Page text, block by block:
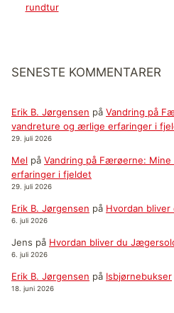
rundtur
SENESTE KOMMENTARER
Erik B. Jørgensen på Vandring på
vandreture og ærlige erfaringer i
29. juli 2026
Mel på Vandring på Færøerne:
erfaringer i fjeldet
29. juli 2026
Erik B. Jørgensen på Hvordan
6. juli 2026
Jens på Hvordan bliver du
6. juli 2026
Erik B. Jørgensen på Isbjørnebukser
18. juni 2026